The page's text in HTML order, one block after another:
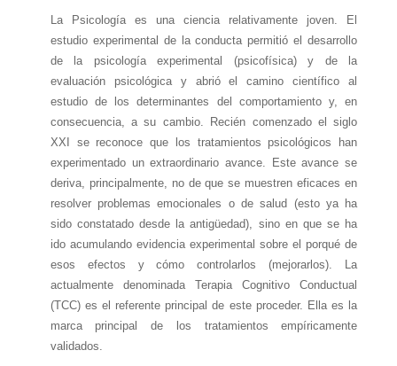
La Psicología es una ciencia relativamente joven. El
estudio experimental de la conducta permitió el desarrollo
de la psicología experimental (psicofísica) y de la
evaluación psicológica y abrió el camino científico al
estudio de los determinantes del comportamiento y, en
consecuencia, a su cambio. Recién comenzado el siglo
XXI se reconoce que los tratamientos psicológicos han
experimentado un extraordinario avance. Este avance se
deriva, principalmente, no de que se muestren eficaces en
resolver problemas emocionales o de salud (esto ya ha
sido constatado desde la antigüedad), sino en que se ha
ido acumulando evidencia experimental sobre el porqué de
esos efectos y cómo controlarlos (mejorarlos). La
actualmente denominada Terapia Cognitivo Conductual
(TCC) es el referente principal de este proceder. Ella es la
marca principal de los tratamientos empíricamente
validados.